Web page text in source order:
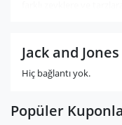
bizleri takip ederek
Jack and
Hiç bağlantı yok.
Popüler